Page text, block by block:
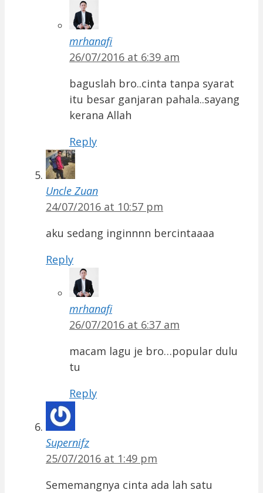
mrhanafi
26/07/2016 at 6:39 am
baguslah bro..cinta tanpa syarat
itu besar ganjaran pahala..sayang
kerana Allah
Reply
Uncle Zuan
24/07/2016 at 10:57 pm
aku sedang inginnnn bercintaaaa
Reply
mrhanafi
26/07/2016 at 6:37 am
macam lagu je bro…popular dulu
tu
Reply
Supernifz
25/07/2016 at 1:49 pm
Sememangnya cinta ada lah satu